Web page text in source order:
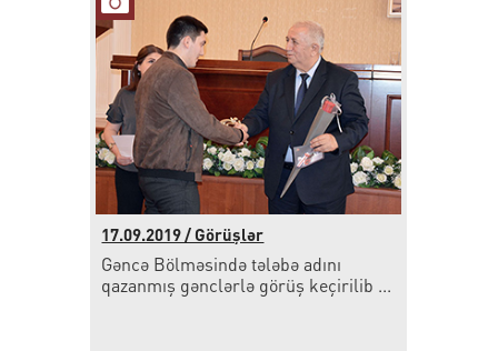
17.09.2019 / Görüşlər
Gəncə Bölməsində tələbə adını
qazanmış gənclərlə görüş keçirilib ...